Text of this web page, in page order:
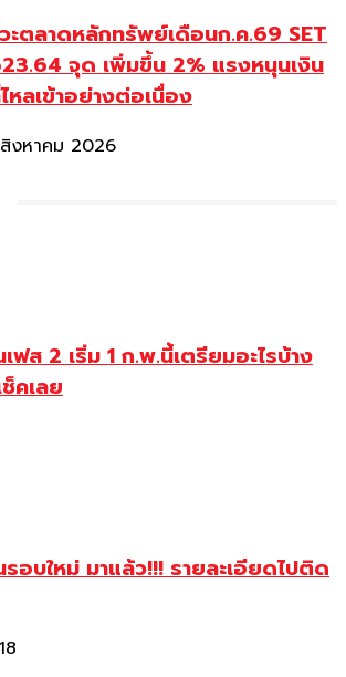
ะตลาดหลักทรัพย์เดือนก.ค.69 SET
จุด เพิ่มขึ้น 2% แรงหนุนเงิน
ลเข้าอย่างต่อเนื่อง
งหาคม 2026
ฟส 2 เริ่ม 1 ก.พ.นี้เตรียมอะไรบ้าง
คเลย
อบใหม่ มาแล้ว!!! รายละเอียดไปติด